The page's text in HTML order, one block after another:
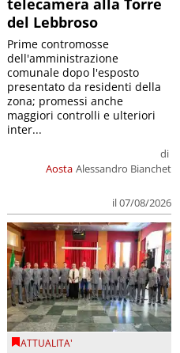
telecamera alla Torre
del Lebbroso
Aosta
di
Alessandro Bianchet
il 07/08/2026
Prime contromosse
dell'amministrazione
comunale dopo l'esposto
presentato da residenti della
zona; promessi anche
maggiori controlli e ulteriori
inter...
ATTUALITA'